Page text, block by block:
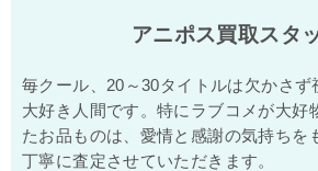
アニポス買取スタ
毎クール、20～30タイトルは欠かさず
大好き人間です。特にラブコメが大好
たお品ものは、愛情と感謝の気持ちを
丁寧に査定させていただきます。